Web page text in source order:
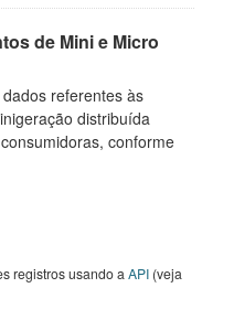
de Mini e Micro
referentes às
distribuída
conforme
registros usando a API (veja